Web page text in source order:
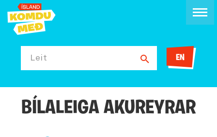
Leit EN
BÍLALEIGA AKUREYRAR